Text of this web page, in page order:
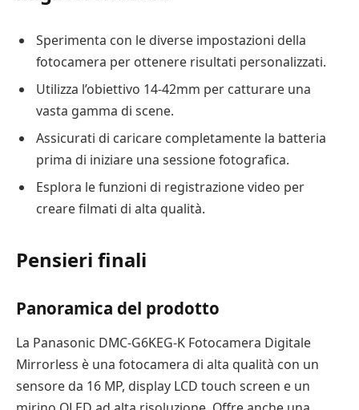
Sperimenta con le diverse impostazioni della
fotocamera per ottenere risultati personalizzati.
Utilizza l’obiettivo 14-42mm per catturare una
vasta gamma di scene.
Assicurati di caricare completamente la batteria
prima di iniziare una sessione fotografica.
Esplora le funzioni di registrazione video per
creare filmati di alta qualità.
Pensieri finali
Panoramica del prodotto
La Panasonic DMC-G6KEG-K Fotocamera Digitale
Mirrorless è una fotocamera di alta qualità con un
sensore da 16 MP, display LCD touch screen e un